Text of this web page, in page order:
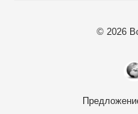
© 2026